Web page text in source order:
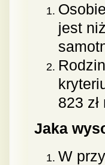
jest
823
Jaka
W